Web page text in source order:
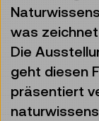
was
Die
geht diesen
präsentiert